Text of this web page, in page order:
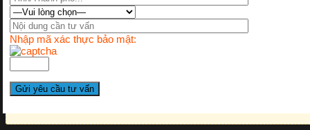
Nhập mã xác thực bảo mật: